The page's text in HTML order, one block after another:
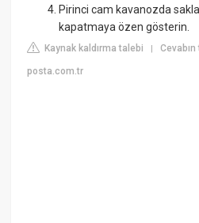
Pirinci cam kavanozda
kapatmaya özen gösterin.
Kaynak kaldırma talebi |
posta.com.tr